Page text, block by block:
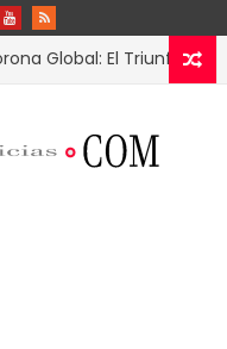
El Triunfo de Fátima